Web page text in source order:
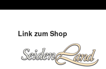
Link zum Shop